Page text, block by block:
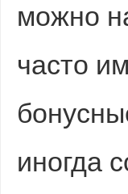
можно
часто
иногда